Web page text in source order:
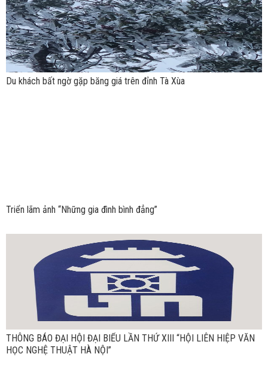
Du khách bất ngờ gặp băng giá trên đỉnh Tà Xùa
Triển lãm ảnh “Những gia đình bình đẳng”
THÔNG BÁO ĐẠI HỘI ĐẠI BIỂU LẦN THỨ XIII “HỘI LIÊN HIỆP VĂN
HỌC NGHỆ THUẬT HÀ NỘI”